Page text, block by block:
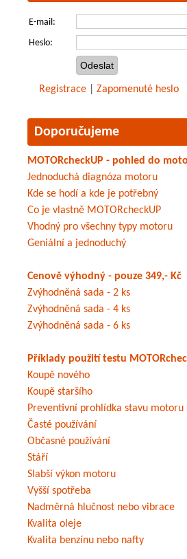
E-mail:
Heslo:
Registrace Zapomenuté heslo
Doporučujeme
MOTORcheckUP - pohled do
Jednoduchá diagnóza motoru
Kde se hodí a kde je potřebný
Co je vlastně MOTORcheckUP
Vhodný pro všechny typy motoru
Geniální a jednoduchý
Cenově výhodný - pouze 349,- Kč
Zvýhodněná sada - 2 ks
Zvýhodněná sada - 4 ks
Zvýhodněná sada - 6 ks
Příklady použití testu
Koupě nového
Koupě staršího
Preventivní prohlídka stavu motoru
Časté používání
Občasné používání
Stáří
Slabší výkon motoru
Vyšší spotřeba
Nadměrná hlučnost nebo vibrace
Kvalita oleje
Kvalita benzínu nebo nafty